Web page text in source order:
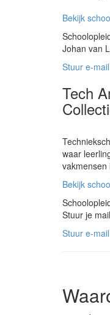
Bekijk
Johan van
Stuur e-mail
Tech
waar
vakmensen
Bekijk
Stuur je
Stuur e-mail